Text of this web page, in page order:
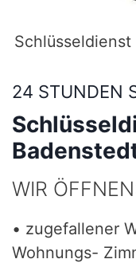
24 STUNDEN
WIR
• zugefallener
Wohnungs-